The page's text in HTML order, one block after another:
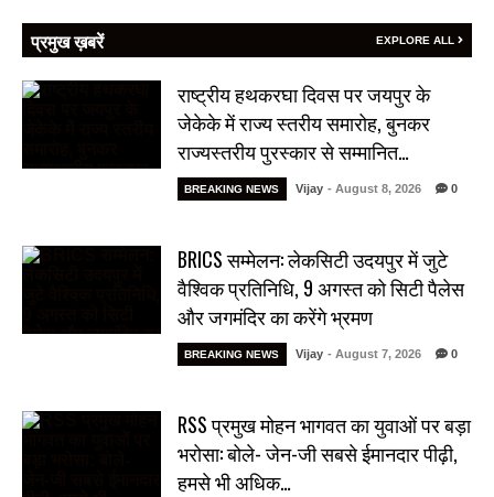
प्रमुख ख़बरें EXPLORE ALL
राष्ट्रीय हथकरघा दिवस पर जयपुर के
जेकेके में राज्य स्तरीय समारोह, बुनकर
राज्यस्तरीय पुरस्कार से सम्मानित…
BREAKING NEWS Vijay - August 8, 2026 0
BRICS सम्मेलन: लेकसिटी उदयपुर में जुटे
वैश्विक प्रतिनिधि, 9 अगस्त को सिटी पैलेस
और जगमंदिर का करेंगे भ्रमण
BREAKING NEWS Vijay - August 7, 2026 0
RSS प्रमुख मोहन भागवत का युवाओं पर बड़ा
भरोसा: बोले- जेन-जी सबसे ईमानदार पीढ़ी,
हमसे भी अधिक…